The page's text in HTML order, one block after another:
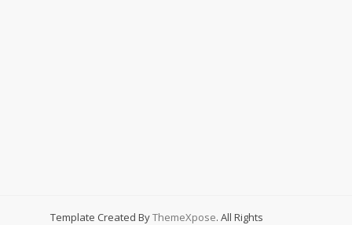
Template Created ByThemeXpose. All Rights